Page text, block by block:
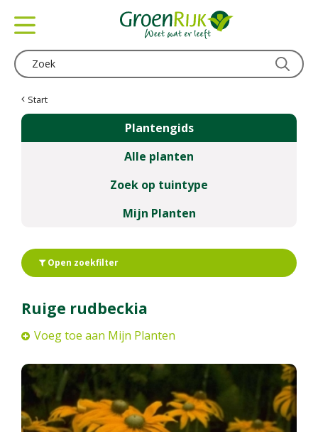
Start
Plantengids
Alle planten
Zoek op tuintype
Mijn Planten
Open zoekfilter
Ruige rudbeckia
Voeg toe aan Mijn Planten